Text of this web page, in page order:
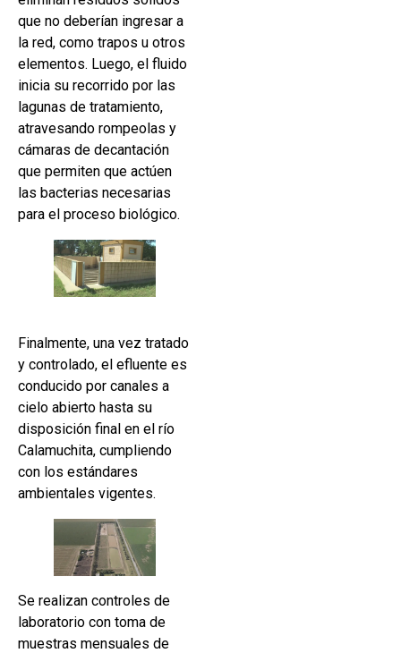
que no deberían ingresar a
la red, como trapos u otros
elementos. Luego, el fluido
inicia su recorrido por las
lagunas de tratamiento,
atravesando rompeolas y
cámaras de decantación
que permiten que actúen
las bacterias necesarias
para el proceso biológico.
Finalmente, una vez tratado
y controlado, el efluente es
conducido por canales a
cielo abierto hasta su
disposición final en el río
Calamuchita, cumpliendo
con los estándares
ambientales vigentes.
Se realizan controles de
laboratorio con toma de
muestras mensuales de